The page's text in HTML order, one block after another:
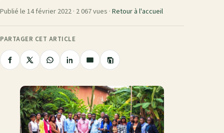
Publié le 14 février 2022 · 2 067 vues · Retour à l'accueil
PARTAGER CET ARTICLE
Partager
Facebook
Partager
X
Partager
WhatsApp
Partager
LinkedIn
Partager
e-
mail
Copier
le